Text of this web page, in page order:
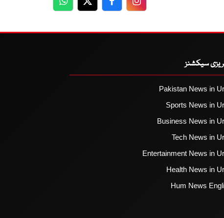
WhatsApp
TwitterFacebookFacebook
سیکشنز
Pakistan News in
Sports News in
Business News in
Tech News in
Entertainment News in
Health News in
Hum News